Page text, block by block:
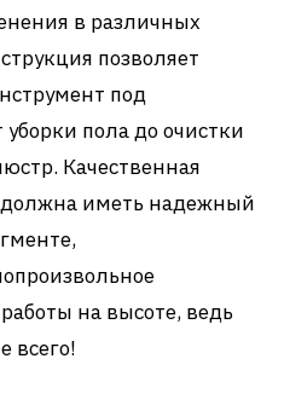
в различных
позволяет
под
пола до очистки
Качественная
должна иметь надежный
на высоте, ведь
всего!